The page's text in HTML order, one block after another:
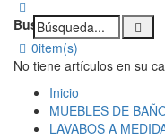
Buscar:
0item(s)
No tiene artículos en su
Inicio
MUEBLES DE
LAVABOS A